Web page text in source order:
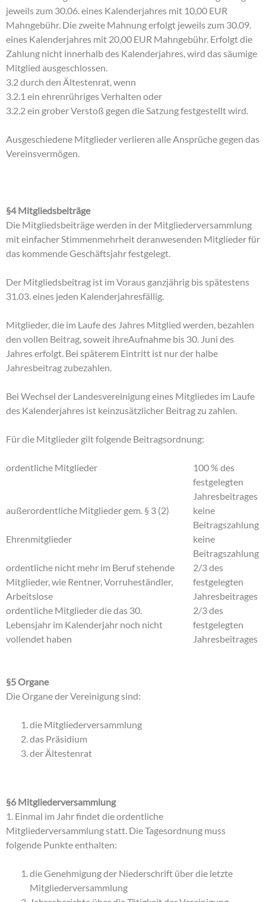
jeweils zum 30.06. eines Kalenderjahres mit 10,00 EUR
Mahngebühr. Die zweite Mahnung erfolgt jeweils zum 30.09.
eines Kalenderjahres mit 20,00 EUR Mahngebühr. Erfolgt die
Zahlung nicht innerhalb des Kalenderjahres, wird das säumige
Mitglied ausgeschlossen.
3.2 durch den Ältestenrat, wenn
3.2.1 ein ehrenrühriges Verhalten oder
3.2.2 ein grober Verstoß gegen die Satzung festgestellt wird.
Ausgeschiedene Mitglieder verlieren alle Ansprüche gegen das
Vereinsvermögen.
§4 Mitgliedsbeiträge
Die Mitgliedsbeiträge werden in der Mitgliederversammlung
mit einfacher Stimmenmehrheit deranwesenden Mitglieder für
das kommende Geschäftsjahr festgelegt.
Der Mitgliedsbeitrag ist im Voraus ganzjährig bis spätestens
31.03. eines jeden Kalenderjahresfällig.
Mitglieder, die im Laufe des Jahres Mitglied werden, bezahlen
den vollen Beitrag, soweit ihreAufnahme bis 30. Juni des
Jahres erfolgt. Bei späterem Eintritt ist nur der halbe
Jahresbeitrag zubezahlen.
Bei Wechsel der Landesvereinigung eines Mitgliedes im Laufe
des Kalenderjahres ist keinzusätzlicher Beitrag zu zahlen.
Für die Mitglieder gilt folgende Beitragsordnung:
ordentliche Mitglieder
100 % des
festgelegten
Jahresbeitrages
außerordentliche Mitglieder gem. § 3 (2)
keine
Beitragszahlung
Ehrenmitglieder
keine
Beitragszahlung
ordentliche nicht mehr im Beruf stehende
Mitglieder, wie Rentner, Vorruheständler,
Arbeitslose
2/3 des
festgelegten
Jahresbeitrages
ordentliche Mitglieder die das 30.
Lebensjahr im Kalenderjahr noch nicht
vollendet haben
2/3 des
festgelegten
Jahresbeitrages
§5 Organe
Die Organe der Vereinigung sind:
die Mitgliederversammlung
das Präsidium
der Ältestenrat
§6 Mitgliederversammlung
1. Einmal im Jahr findet die ordentliche
Mitgliederversammlung statt. Die Tagesordnung muss
folgende Punkte enthalten:
die Genehmigung der Niederschrift über die letzte
Mitgliederversammlung